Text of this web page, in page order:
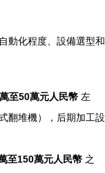
動化程度、設備選型和
至50萬元人民幣 左
翻堆機），后期加工設
至150萬元人民幣 之